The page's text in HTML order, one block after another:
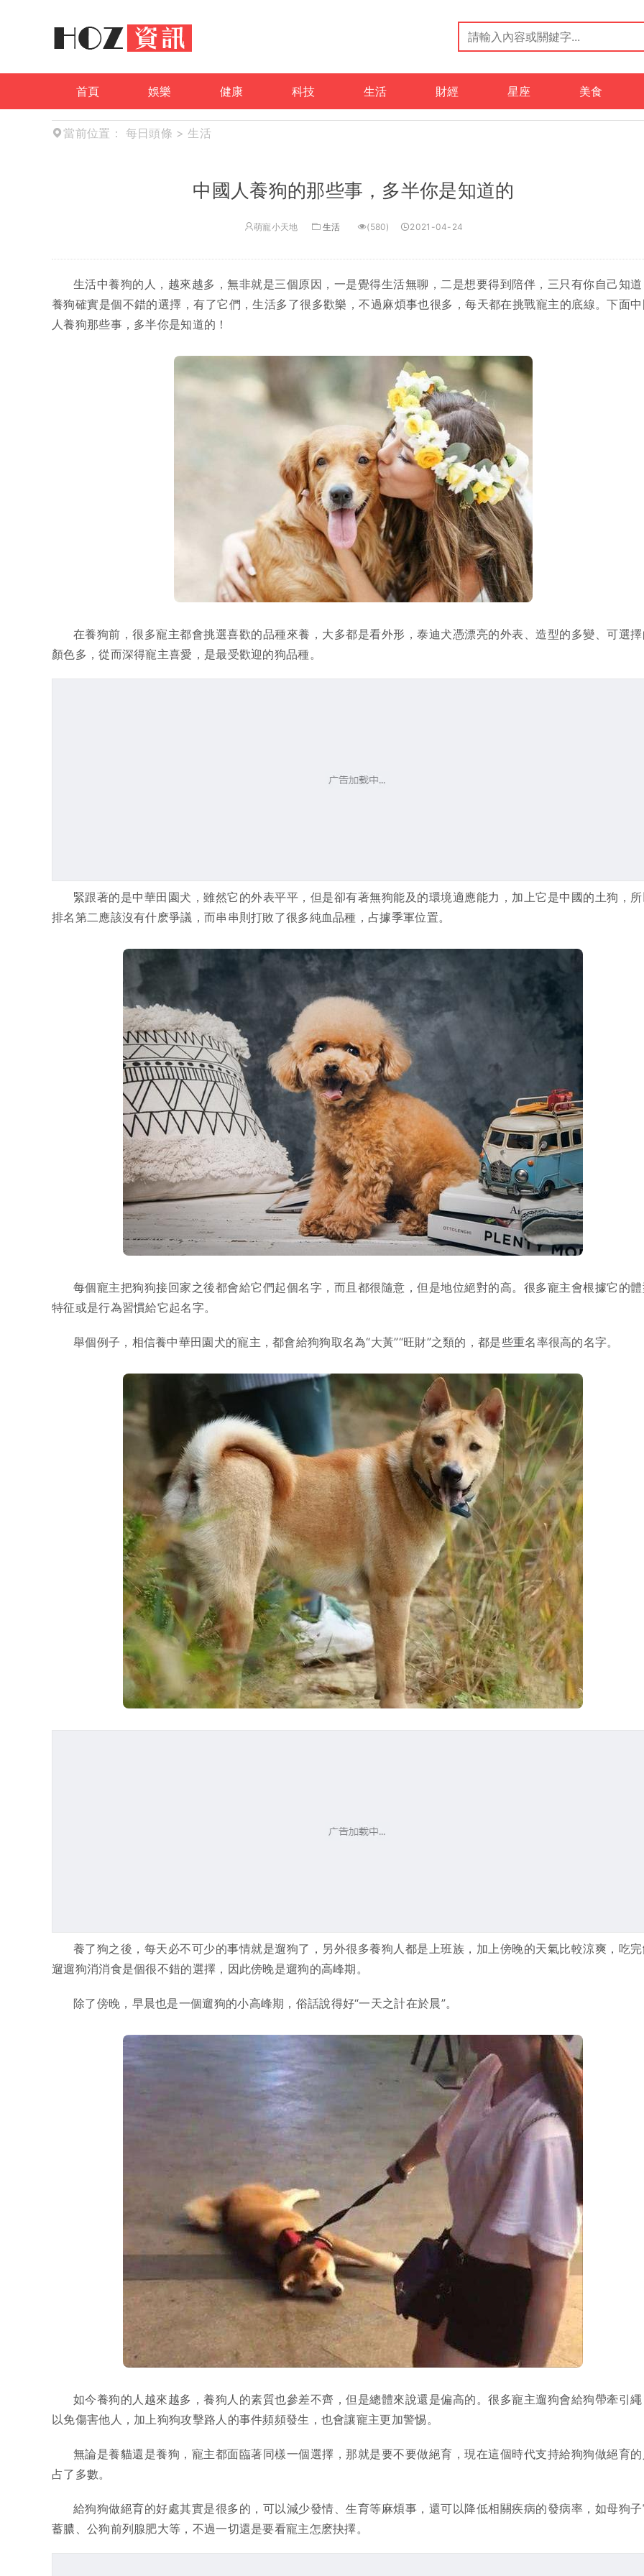
首頁 娛樂 健康 科技 生活 財經 星座 美食
當前位置： 每日頭條 > 生活
中國人養狗的那些事，多半你是知道的
萌寵小天地 生活 (580) 2021-04-24
生活中養狗的人，越來越多，無非就是三個原因，一是覺得生活無聊，二是想要得到陪伴，三只有你自己知
養狗確實是個不錯的選擇，有了它們，生活多了很多歡樂，不過麻煩事也很多，每天都在挑戰寵主的底線。下面
人養狗那些事，多半你是知道的！
在養狗前，很多寵主都會挑選喜歡的品種來養，大多都是看外形，泰迪犬憑漂亮的外表、造型的多變、可選
顏色多，從而深得寵主喜愛，是最受歡迎的狗品種。
緊跟著的是中華田園犬，雖然它的外表平平，但是卻有著無狗能及的環境適應能力，加上它是中國的土狗，
排名第二應該沒有什麽爭議，而串串則打敗了很多純血品種，占據季軍位置。
每個寵主把狗狗接回家之後都會給它們起個名字，而且都很隨意，但是地位絕對的高。很多寵主會根據它的
特征或是行為習慣給它起名字。
舉個例子，相信養中華田園犬的寵主，都會給狗狗取名為“大黃”“旺財”之類的，都是些重名率很高的名字。
養了狗之後，每天必不可少的事情就是遛狗了，另外很多養狗人都是上班族，加上傍晚的天氣比較涼爽，吃
遛遛狗消消食是個很不錯的選擇，因此傍晚是遛狗的高峰期。
除了傍晚，早晨也是一個遛狗的小高峰期，俗話說得好“一天之計在於晨”。
如今養狗的人越來越多，養狗人的素質也參差不齊，但是總體來說還是偏高的。很多寵主遛狗會給狗帶牽引
以免傷害他人，加上狗狗攻擊路人的事件頻頻發生，也會讓寵主更加警惕。
無論是養貓還是養狗，寵主都面臨著同樣一個選擇，那就是要不要做絕育，現在這個時代支持給狗狗做絕育
占了多數。
給狗狗做絕育的好處其實是很多的，可以減少發情、生育等麻煩事，還可以降低相關疾病的發病率，如母狗
蓄膿、公狗前列腺肥大等，不過一切還是要看寵主怎麽抉擇。